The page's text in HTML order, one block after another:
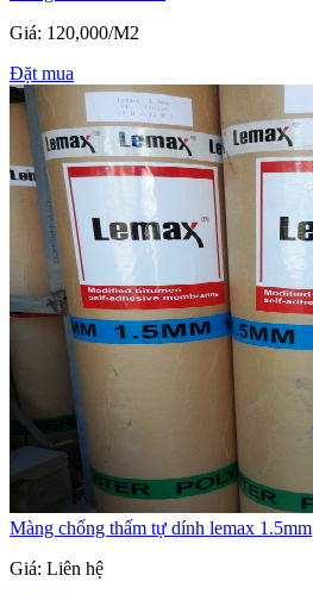
Giá: 120,000/M2
Đặt mua
Màng chống thấm tự dính lemax 1.5mm
Giá: Liên hệ